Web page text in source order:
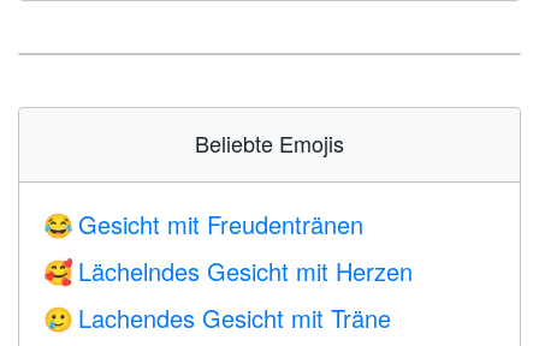
Beliebte Emojis
😂 Gesicht mit Freudentränen
🥰 Lächelndes Gesicht mit Herzen
🥲 Lachendes Gesicht mit Träne